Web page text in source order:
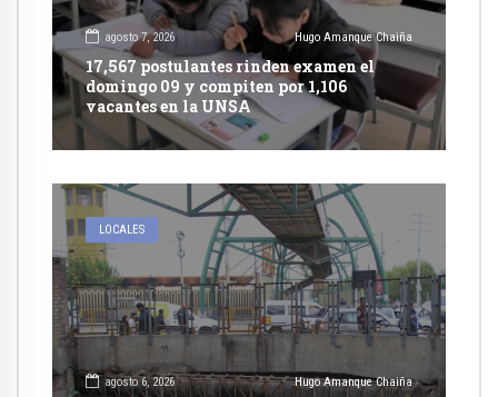
agosto 7, 2026 Hugo Amanque Chaiña
17,567 postulantes rinden examen el
domingo 09 y compiten por 1,106
vacantes en la UNSA
LOCALES
agosto 6, 2026 Hugo Amanque Chaiña